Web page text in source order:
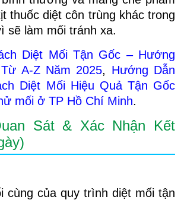
thuốc diệt côn trùng khác trong
sẽ làm mối tránh xa.
Diệt Mối Tận Gốc – Hướng
A-Z Năm 2025, Hướng Dẫn
Diệt Mối Hiệu Quả Tận Gốc
mối ở TP Hồ Chí Minh.
Sát & Xác Nhận Kết
cùng của quy trình diệt mối tận